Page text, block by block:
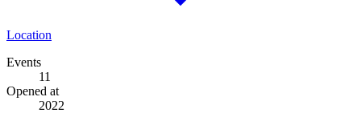
Location
Events
11
Opened at
2022